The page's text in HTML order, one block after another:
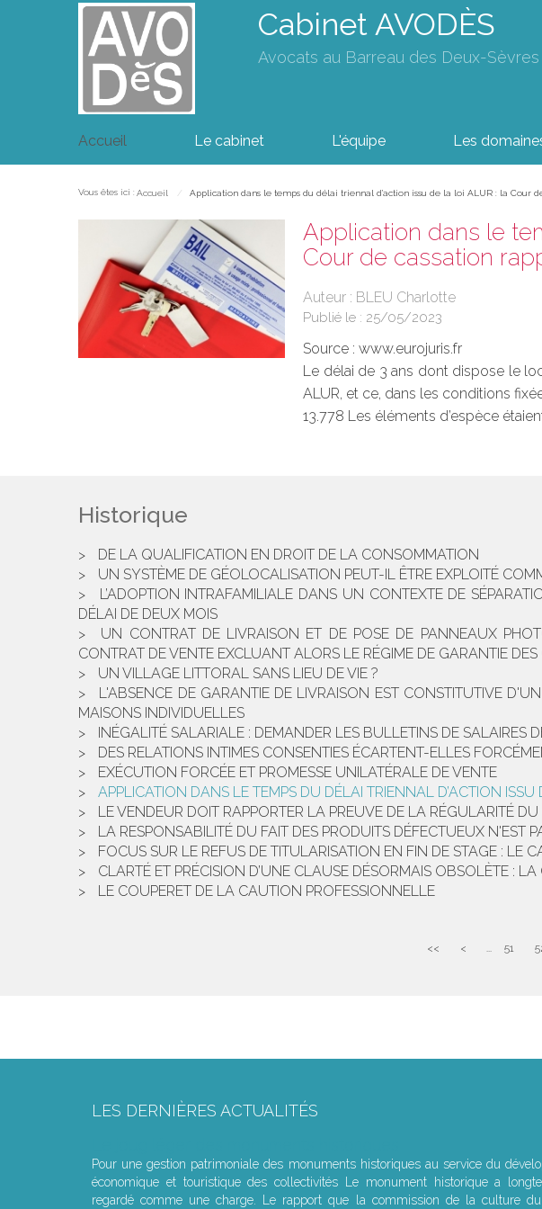
Cabinet AVODÈS
Avocats au Barreau des Deux-Sèvres
Accueil Le cabinet L'équipe Les
Vous êtes ici : Accueil Application dans le temps du délai triennal d’action issu de la loi ALUR : la Cour
Application dans le
Cour de cassation
Auteur : BLEU Charlotte
Publié le : 25/05/2023
Source : www.eurojuris.fr
Le délai de 3 ans dont dispose le
ALUR, et ce, dans les conditions
13.778 Les éléments d’espèce
Historique
DE LA QUALIFICATION EN DROIT DE LA CONSOMMATION
UN SYSTÈME DE GÉOLOCALISATION PEUT-IL ÊTRE EXPLOITÉ
L’ADOPTION INTRAFAMILIALE DANS UN CONTEXTE DE
DÉLAI DE DEUX MOIS
UN CONTRAT DE LIVRAISON ET DE POSE DE PANNEAUX
CONTRAT DE VENTE EXCLUANT ALORS LE RÉGIME DE GARANTIE
UN VILLAGE LITTORAL SANS LIEU DE VIE ?
L'ABSENCE DE GARANTIE DE LIVRAISON EST CONSTITUTIVE
MAISONS INDIVIDUELLES
INÉGALITÉ SALARIALE : DEMANDER LES BULLETINS DE SALAIRES
DES RELATIONS INTIMES CONSENTIES ÉCARTENT-ELLES
EXÉCUTION FORCÉE ET PROMESSE UNILATÉRALE DE VENTE
APPLICATION DANS LE TEMPS DU DÉLAI TRIENNAL D’ACTION
LE VENDEUR DOIT RAPPORTER LA PREUVE DE LA RÉGULARITÉ
LA RESPONSABILITÉ DU FAIT DES PRODUITS DÉFECTUEUX N'EST
FOCUS SUR LE REFUS DE TITULARISATION EN FIN DE STAGE : LE
CLARTÉ ET PRÉCISION D’UNE CLAUSE DÉSORMAIS OBSOLÈTE :
LE COUPERET DE LA CAUTION PROFESSIONNELLE
<< < ... 51
LES DERNIÈRES ACTUALITÉS
Pour une gestion patrimoniale des monuments historiques au service du
économique et touristique des collectivités Le monument historique a
regardé comme une charge. Le rapport que la commission de la culture